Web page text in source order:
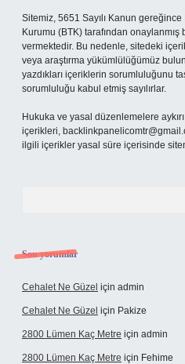
Sitemiz, 5651 Sayılı Kanun
Kurumu (BTK) tarafından onaylanmış
vermektedir. Bu nedenle, sitedeki
veya araştırma yükümlülüğümüz
yazdıkları içeriklerin sorumluluğunu
sorumluluğu kabul etmiş sayılırlar.
Hukuka ve yasal düzenlemelere
içerikleri,
ilgili içerikler yasal süre içerisinde
Son yorumlar
Cehalet Ne Güzel için admin
Cehalet Ne Güzel için Pakize
2800 Lümen Kaç Metre için admin
2800 Lümen Kaç Metre için Fehime